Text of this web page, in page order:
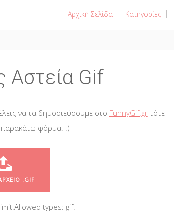
Αρχική Σελίδα Κατηγορίες
Αστεία Gif
να τα δημοσιεύσουμε στο FunnyGif.grτότε
παρακάτω φόρμα. :)
.GIF
Allowed types: gif.